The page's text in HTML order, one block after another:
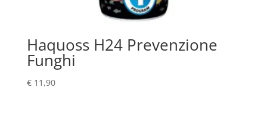
Haquoss H24 Prevenzione
Funghi
€11,90